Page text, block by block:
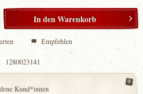
In denWarenkorb
Empfehlen
1280023141
Kund*innen